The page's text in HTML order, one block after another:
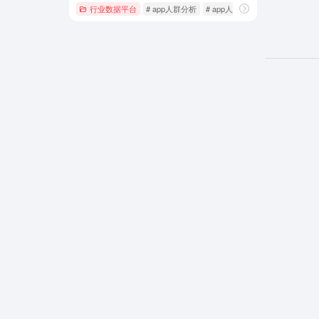
行业数据平台 # app人群分析 # app人群画像